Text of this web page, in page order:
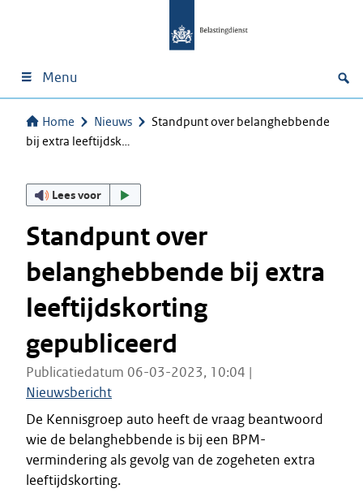
Menu
Home Nieuws
Standpunt over belanghebbende
bij extra leeftijdsk…
Lees voor
Standpunt over
belanghebbende bij extra
leeftijdskorting
gepubliceerd
Publicatiedatum 06-03-2023, 10:04 |
Nieuwsbericht
De Kennisgroep auto heeft de vraag beantwoord
wie de belanghebbende is bij een BPM-
vermindering als gevolg van de zogeheten extra
leeftijdskorting.